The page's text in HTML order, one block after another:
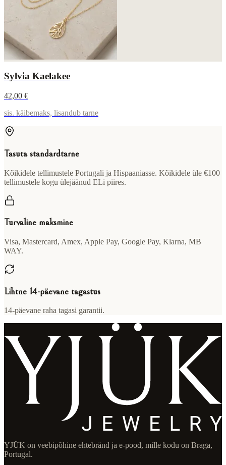
Sylvia Kaelakee
42,00 €
sis. käibemaks, lisandub tarne
Tasuta standardtarne
Kõikidele tellimustele Portugali ja Hispaaniasse. Kõikidele üle €100
tellimustele kogu ülejäänud ELi piires.
Turvaline maksmine
Visa, Mastercard, Amex, Apple Pay, Google Pay, Klarna, MB
WAY.
Lihtne 14-päevane tagastus
14-päevane raha tagasi garantii.
YJÜK on veebipõhine ehtebränd ja e-pood, mille kodu on Braga,
Portugal.